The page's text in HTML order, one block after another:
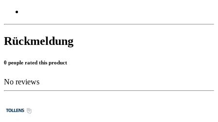
Rückmeldung
0 people rated this product
No reviews